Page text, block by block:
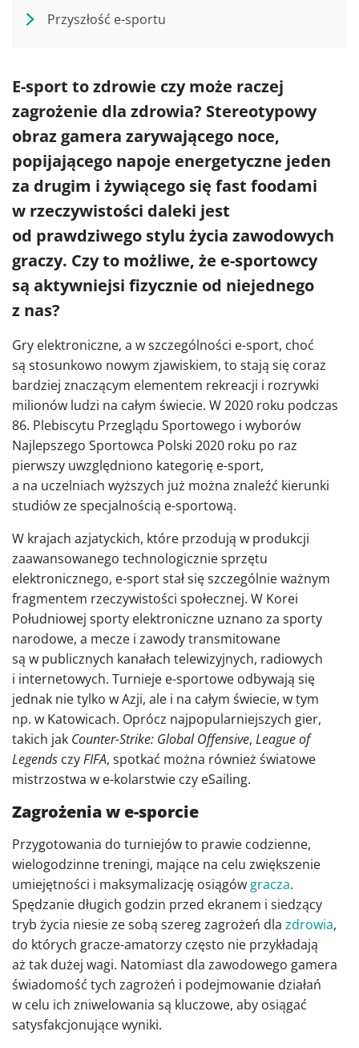
Przyszłość e-sportu
E-sport to zdrowie czy może raczej
zagrożenie dla zdrowia? Stereotypowy
obraz gamera zarywającego noce,
popijającego napoje energetyczne jeden
za drugim i żywiącego się fast foodami
w rzeczywistości daleki jest
od prawdziwego stylu życia zawodowych
graczy. Czy to możliwe, że e-sportowcy
są aktywniejsi fizycznie od niejednego
z nas?
Gry elektroniczne, a w szczególności e-sport, choć
są stosunkowo nowym zjawiskiem, to stają się coraz
bardziej znaczącym elementem rekreacji i rozrywki
milionów ludzi na całym świecie. W 2020 roku podczas
86. Plebiscytu Przeglądu Sportowego i wyborów
Najlepszego Sportowca Polski 2020 roku po raz
pierwszy uwzględniono kategorię e-sport,
a na uczelniach wyższych już można znaleźć kierunki
studiów ze specjalnością e-sportową.
W krajach azjatyckich, które przodują w produkcji
zaawansowanego technologicznie sprzętu
elektronicznego, e-sport stał się szczególnie ważnym
fragmentem rzeczywistości społecznej. W Korei
Południowej sporty elektroniczne uznano za sporty
narodowe, a mecze i zawody transmitowane
są w publicznych kanałach telewizyjnych, radiowych
i internetowych. Turnieje e-sportowe odbywają się
jednak nie tylko w Azji, ale i na całym świecie, w tym
np. w Katowicach. Oprócz najpopularniejszych gier,
takich jak Counter-Strike: Global Offensive, League of
Legends czyFIFA, spotkać można również światowe
mistrzostwa w e-kolarstwie czy eSailing.
Zagrożenia w e-sporcie
Przygotowania do turniejów to prawie codzienne,
wielogodzinne treningi, mające na celu zwiększenie
umiejętności i maksymalizację osiągów gracza.
Spędzanie długich godzin przed ekranem i siedzący
tryb życia niesie ze sobą szereg zagrożeń dla zdrowia,
do których gracze-amatorzy często nie przykładają
aż tak dużej wagi. Natomiast dla zawodowego gamera
świadomość tych zagrożeń i podejmowanie działań
w celu ich zniwelowania są kluczowe, aby osiągać
satysfakcjonujące wyniki.